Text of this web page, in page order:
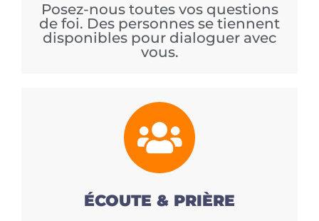
Posez-nous toutes vos questions
de foi. Des personnes se tiennent
disponibles pour dialoguer avec
vous.
ÉCOUTE & PRIÈRE